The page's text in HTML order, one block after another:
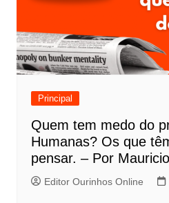
Principal
Quem tem medo do
Humanas? Os que
pensar. – Por
Editor Ourinhos Online